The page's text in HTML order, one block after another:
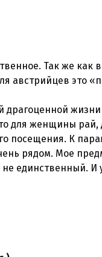
Так же как
австрийцев это
для женщины
посещения. К
рядом. Мое
единственный. И